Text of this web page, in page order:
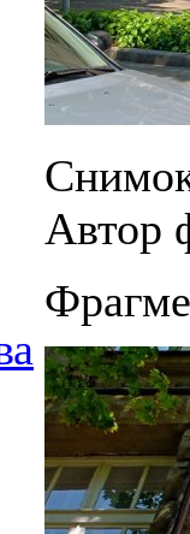
Автор